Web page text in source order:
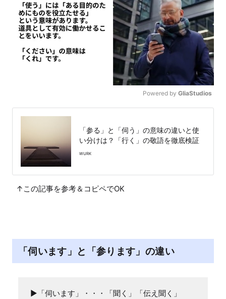
t
e
Powered by GliaStudios
「参る」と「伺う」の意味の違いと使
い分けは？「行く」の敬語を徹底検証
WURK
↑この記事を参考＆コピペでOK
「伺います」と「参ります」の違い
▶「伺います」・・・「聞く」「伝え聞く」